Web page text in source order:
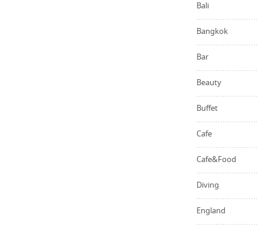
Bali
Bangkok
Bar
Beauty
Buffet
Cafe
Cafe&Food
Diving
England